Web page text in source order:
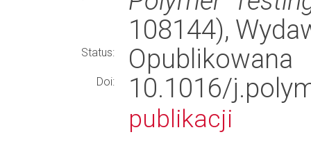
108144),
Status: Opublikowana
Doi: 10.1016/
publikacji